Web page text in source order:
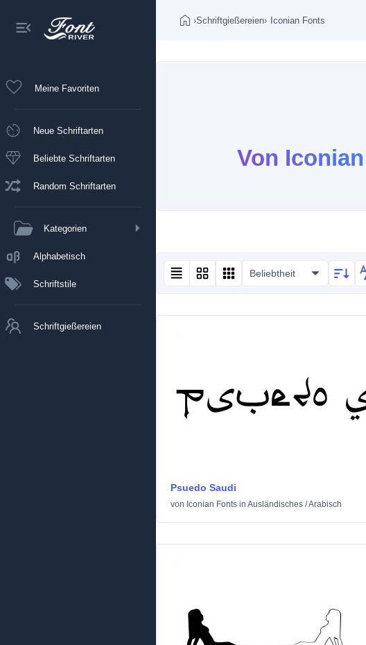
Meine Favoriten
Neue Schriftarten
Beliebte Schriftarten
Random Schriftarten
Kategorien
Alphabetisch
Schriftstile
Schriftgießereien
›Schriftgießereien› Iconian Fonts
Von
Beliebtheit
Psuedo Saudi
von Iconian Fonts in Ausländisches /Arabisch